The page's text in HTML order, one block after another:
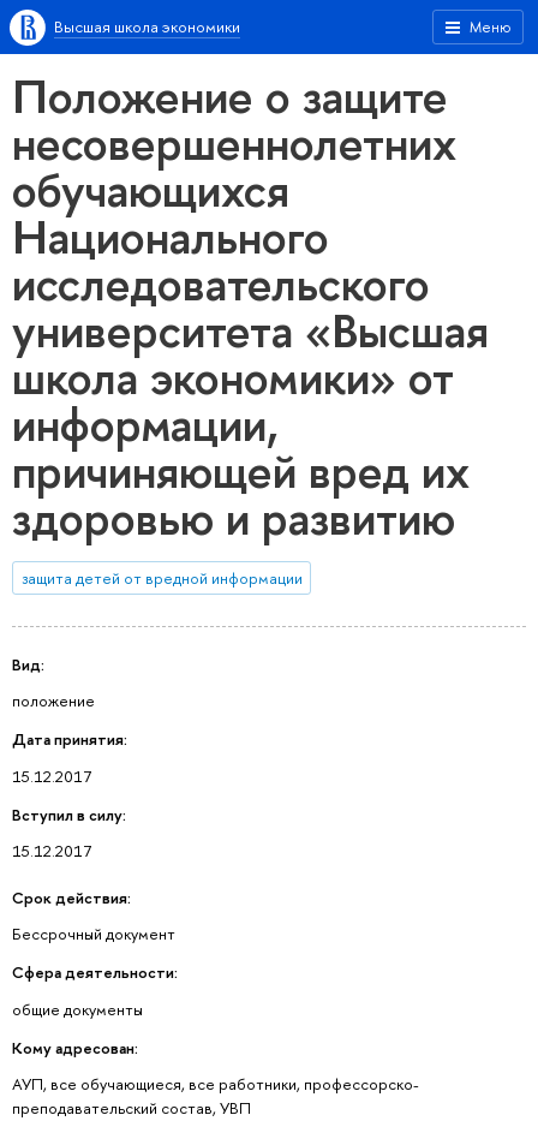
Меню
Высшая школа экономики
Положение о защите
несовершеннолетних
обучающихся
Национального
исследовательского
университета «Высшая
школа экономики» от
информации,
причиняющей вред их
здоровью и развитию
защита детей от вредной информации
Вид:
положение
Дата принятия:
15.12.2017
Вступил в силу:
15.12.2017
Срок действия:
Бессрочный документ
Сфера деятельности:
общие документы
Кому адресован:
АУП, все обучающиеся, все работники, профессорско-
преподавательский состав, УВП